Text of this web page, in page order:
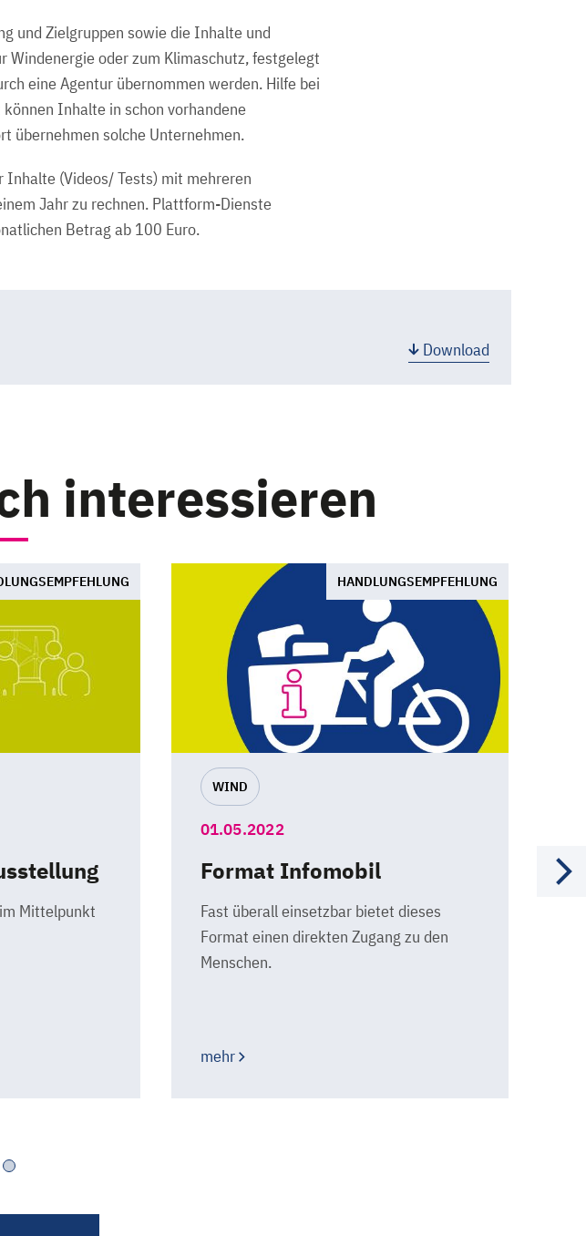
und Zielgruppen sowie die Inhalte und
Windenergie oder zum Klimaschutz, festgelegt
eine Agentur übernommen werden. Hilfe bei
Inhalte in schon vorhandene
übernehmen solche Unternehmen.
(Videos/ Tests) mit mehreren
Jahr zu rechnen. Plattform-Dienste
Betrag ab 100 Euro.
Download
interessieren
Mittelpunkt
HANDLUNGSEMPFEHLUNG
WIND
01.05.2022
Format Infomobil
Fast überall einsetzbar bietet dieses
Format einen direkten Zugang zu den
Menschen.
mehr